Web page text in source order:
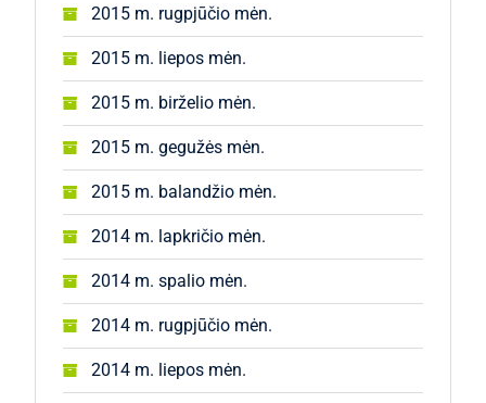
2015 m. rugpjūčio mėn.
2015 m. liepos mėn.
2015 m. birželio mėn.
2015 m. gegužės mėn.
2015 m. balandžio mėn.
2014 m. lapkričio mėn.
2014 m. spalio mėn.
2014 m. rugpjūčio mėn.
2014 m. liepos mėn.